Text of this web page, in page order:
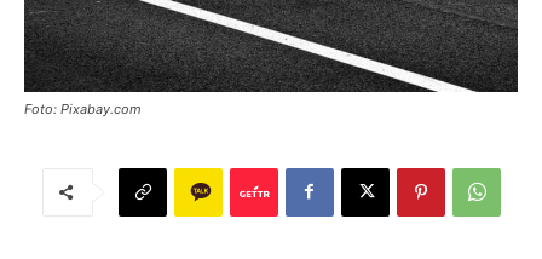
Foto: Pixabay.com